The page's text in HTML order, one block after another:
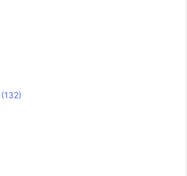
(132)